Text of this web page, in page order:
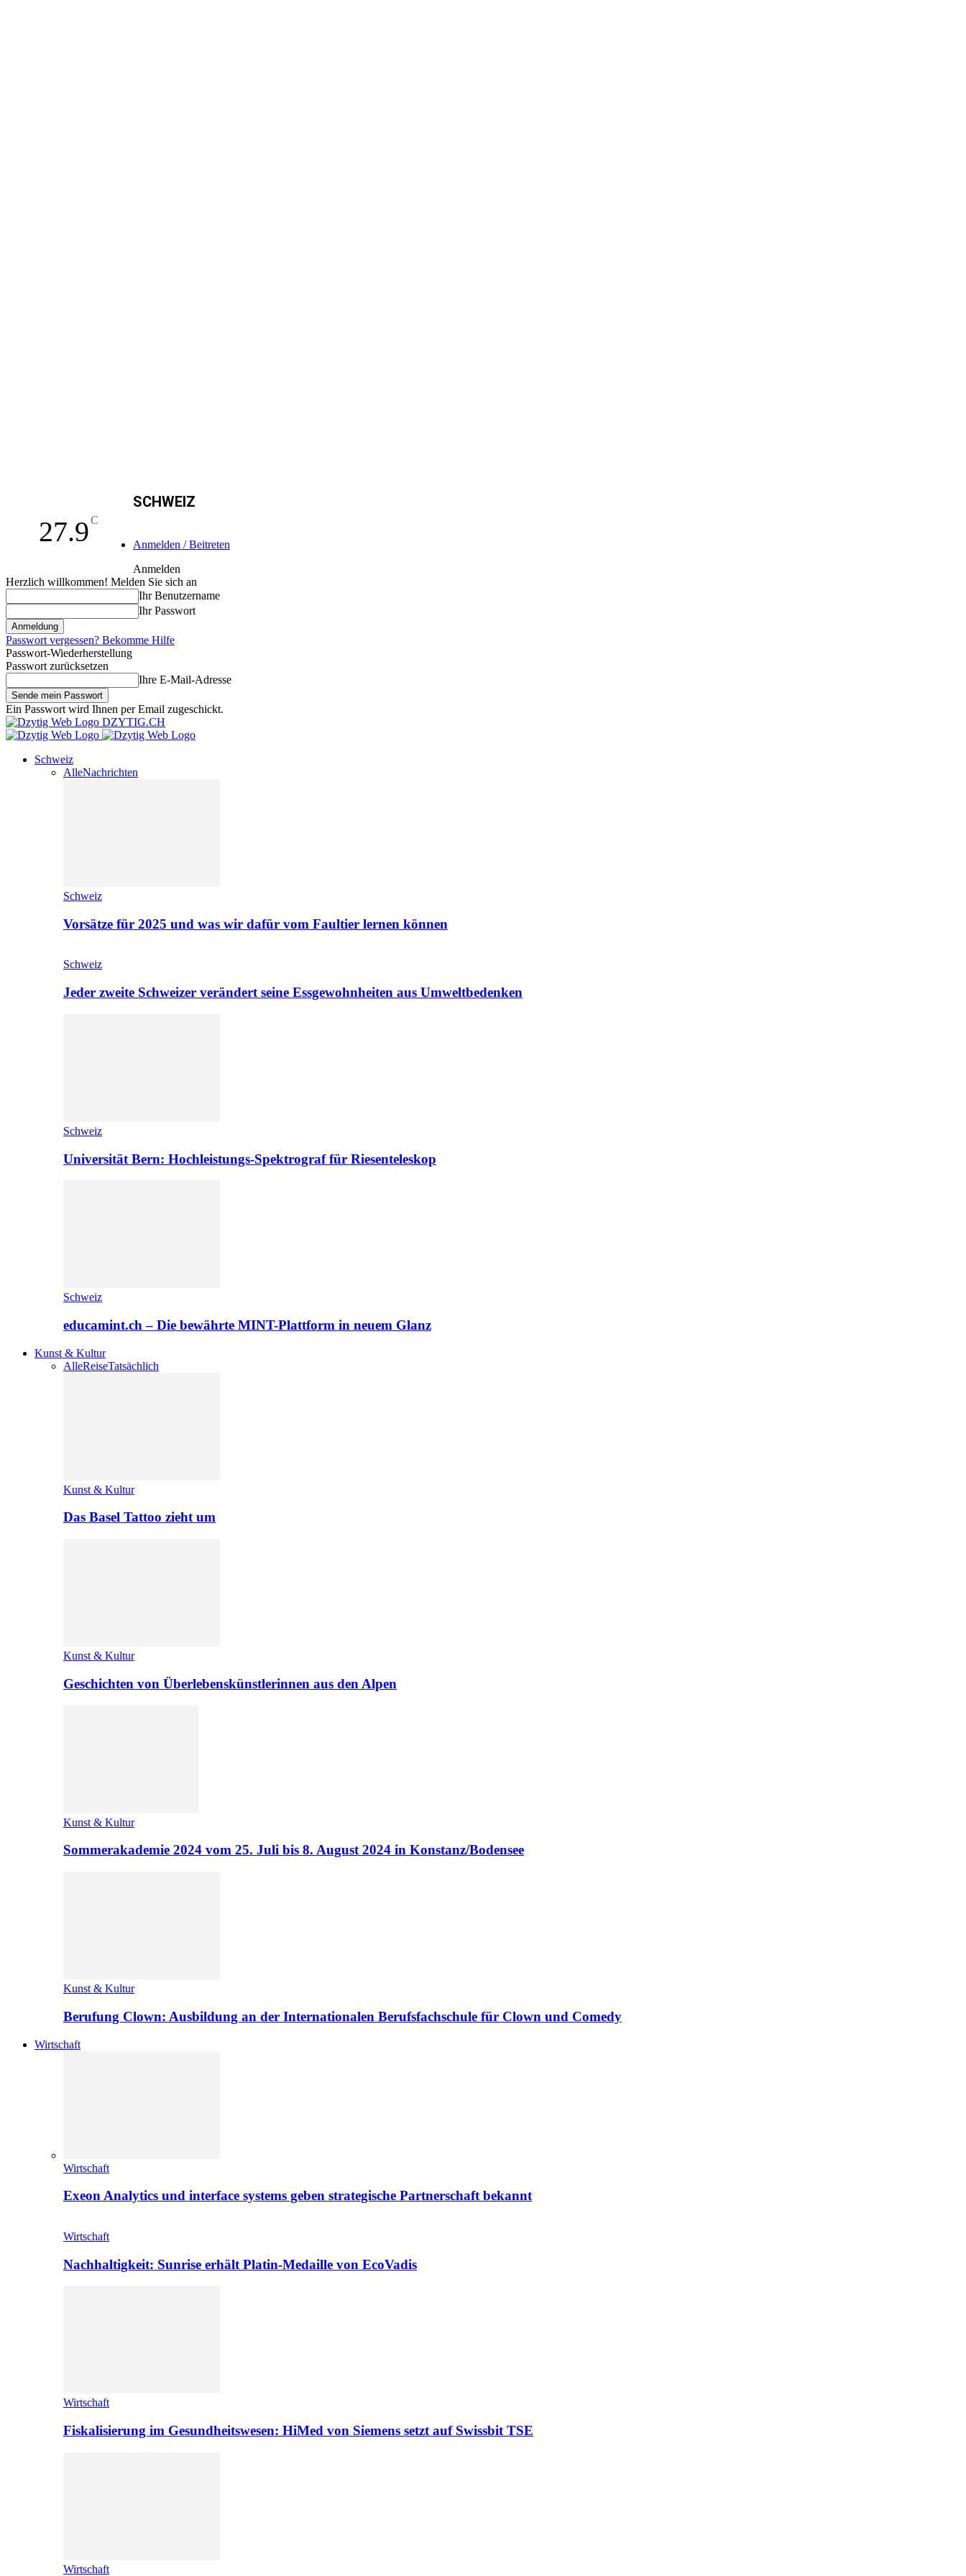
27.9C
SCHWEIZ
Anmelden / Beitreten
Anmelden
Herzlich willkommen! Melden Sie sich an
Ihr Benutzername
Ihr Passwort
Passwort vergessen? Bekomme Hilfe
Passwort-Wiederherstellung
Passwort zurücksetzen
Ihre E-Mail-Adresse
Ein Passwort wird Ihnen per Email zugeschickt.
DZYTIG.CH
Schweiz
AlleNachrichten
Schweiz
Vorsätze für 2025 und was wir dafür vom Faultier lernen können
Schweiz
Jeder zweite Schweizer verändert seine Essgewohnheiten aus Umweltbedenken
Schweiz
Universität Bern: Hochleistungs-Spektrograf für Riesenteleskop
Schweiz
educamint.ch – Die bewährte MINT-Plattform in neuem Glanz
Kunst & Kultur
AlleReiseTatsächlich
Kunst & Kultur
Das Basel Tattoo zieht um
Kunst & Kultur
Geschichten von Überlebenskünstlerinnen aus den Alpen
Kunst & Kultur
Sommerakademie 2024 vom 25. Juli bis 8. August 2024 in Konstanz/Bodensee
Kunst & Kultur
Berufung Clown: Ausbildung an der Internationalen Berufsfachschule für Clown und Comedy
Wirtschaft
Wirtschaft
Exeon Analytics und interface systems geben strategische Partnerschaft bekannt
Wirtschaft
Nachhaltigkeit: Sunrise erhält Platin-Medaille von EcoVadis
Wirtschaft
Fiskalisierung im Gesundheitswesen: HiMed von Siemens setzt auf Swissbit TSE
Wirtschaft